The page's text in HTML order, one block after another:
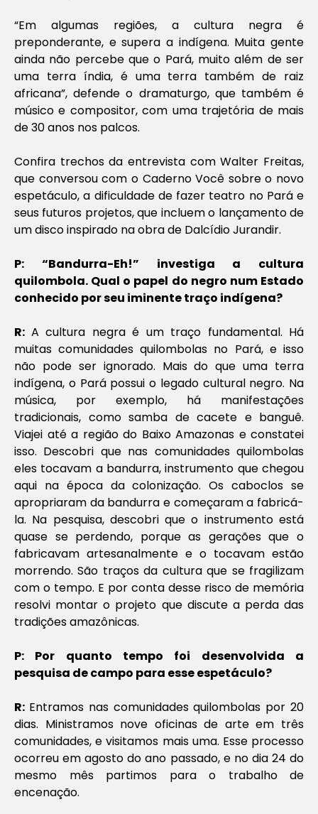
“Em algumas regiões, a cultura negra é
preponderante, e supera a indígena. Muita gente
ainda não percebe que o Pará, muito além de ser
uma terra índia, é uma terra também de raiz
africana”, defende o dramaturgo, que também é
músico e compositor, com uma trajetória de mais
de 30 anos nos palcos.
Confira trechos da entrevista com Walter Freitas,
que conversou com o Caderno Você sobre o novo
espetáculo, a dificuldade de fazer teatro no Pará e
seus futuros projetos, que incluem o lançamento de
um disco inspirado na obra de Dalcídio Jurandir.
P: “Bandurra-Eh!” investiga a cultura
quilombola. Qual o papel do negro num Estado
conhecido por seu iminente traço indígena?
R: A cultura negra é um traço fundamental. Há
muitas comunidades quilombolas no Pará, e isso
não pode ser ignorado. Mais do que uma terra
indígena, o Pará possui o legado cultural negro. Na
música, por exemplo, há manifestações
tradicionais, como samba de cacete e banguê.
Viajei até a região do Baixo Amazonas e constatei
isso. Descobri que nas comunidades quilombolas
eles tocavam a bandurra, instrumento que chegou
aqui na época da colonização. Os caboclos se
apropriaram da bandurra e começaram a fabricá-
la. Na pesquisa, descobri que o instrumento está
quase se perdendo, porque as gerações que o
fabricavam artesanalmente e o tocavam estão
morrendo. São traços da cultura que se fragilizam
com o tempo. E por conta desse risco de memória
resolvi montar o projeto que discute a perda das
tradições amazônicas.
P: Por quanto tempo foi desenvolvida a
pesquisa de campo para esse espetáculo?
R: Entramos nas comunidades quilombolas por 20
dias. Ministramos nove oficinas de arte em três
comunidades, e visitamos mais uma. Esse processo
ocorreu em agosto do ano passado, e no dia 24 do
mesmo mês partimos para o trabalho de
encenação.